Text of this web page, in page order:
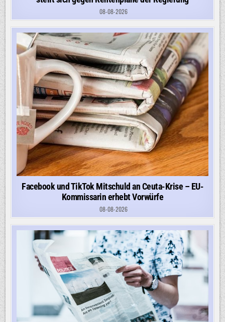
08-08-2026
Facebook und TikTok Mitschuld an Ceuta-Krise – EU-
Kommissarin erhebt Vorwürfe
08-08-2026